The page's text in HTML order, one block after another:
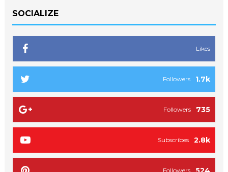
SOCIALIZE
Likes
1.7k
Followers
735
Followers
2.8k
Subscribes
Followers